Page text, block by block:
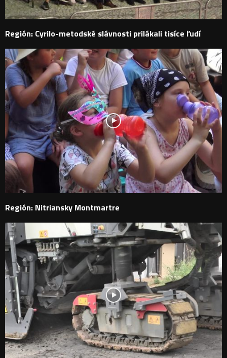
Región: Cyrilo-metodské slávnosti prilákali tisíce ľudí
Región: Nitriansky Montmartre